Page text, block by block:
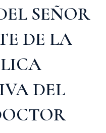
SEÑOR
DE LA
DEL